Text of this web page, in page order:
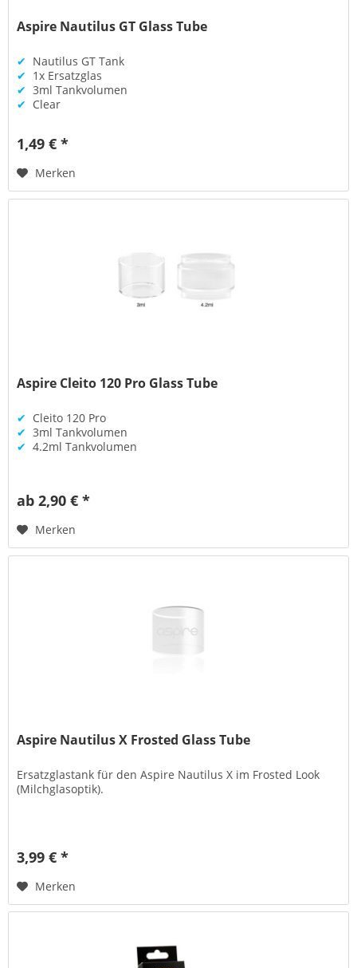
Aspire Nautilus GT Glass Tube
✔ Nautilus GT Tank
✔ 1x Ersatzglas
✔ 3ml Tankvolumen
✔ Clear
1,49 € *
Merken
Aspire Cleito 120 Pro Glass Tube
✔ Cleito 120 Pro
✔ 3ml Tankvolumen
✔ 4.2ml Tankvolumen
ab 2,90 € *
Merken
Aspire Nautilus X Frosted Glass Tube
Ersatzglastank für den Aspire Nautilus X im Frosted Look
(Milchglasoptik).
3,99 € *
Merken